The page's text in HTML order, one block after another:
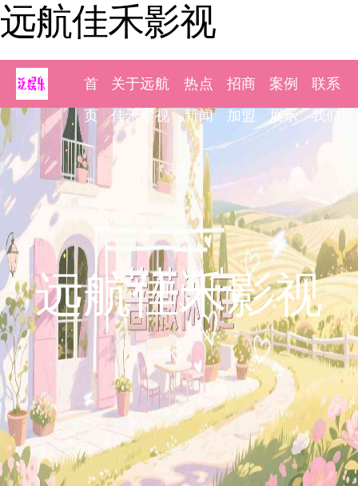
远航佳禾影视
首
页
关于远航
佳禾影视
热点
新闻
招商
加盟
案例
展示
联系
我们
远航佳禾影视